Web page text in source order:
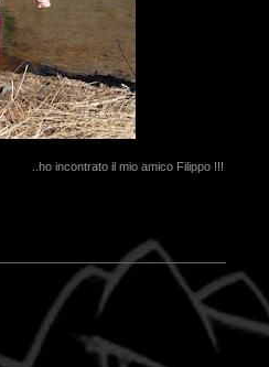
..ho incontrato il mio amico Filippo !!!